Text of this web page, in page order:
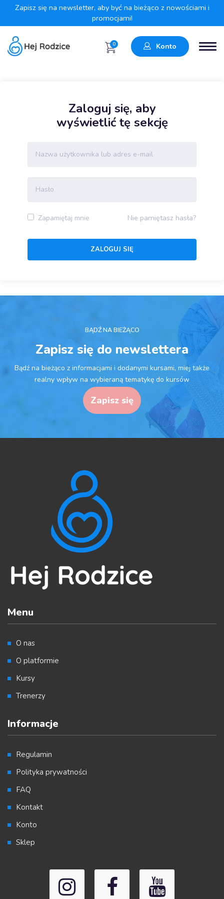
Zapisz się na newsletter, aby być na bieżąco z nowościami i
promocjami!
0 Konto
Zaloguj się, aby
wyświetlić tę sekcję
Zapamiętaj mnie Nie pamiętasz hasła?
BĄDŹ NA BIEŻĄCO
Zapisz się do newslettera
Bądź na bieżąco z informacjami i dodanymi kursami, miej także
realny wpływ na wybieraną tematykę do kursów
Zapisz się
Menu
O nas
O platformie
Kursy
Trenerzy
Informacje
Regulamin
Polityka prywatności
FAQ
Kontakt
Konto
Sklep